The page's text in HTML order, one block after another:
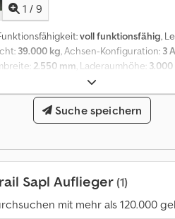
1 / 9
voll funktionsfähig,
39.000 kg, Achsen-Konfiguration: 3
2.550 mm, Laderaumhöhe:
, Ausstattung:ABS
5.300 kg, 3 Achsen mit
Dach von 2,90 m bis 3,05 m
Bodenösen/Binderinge,
Suche speichern
Sapl Auflieger(1)
mit mehr als 120.000